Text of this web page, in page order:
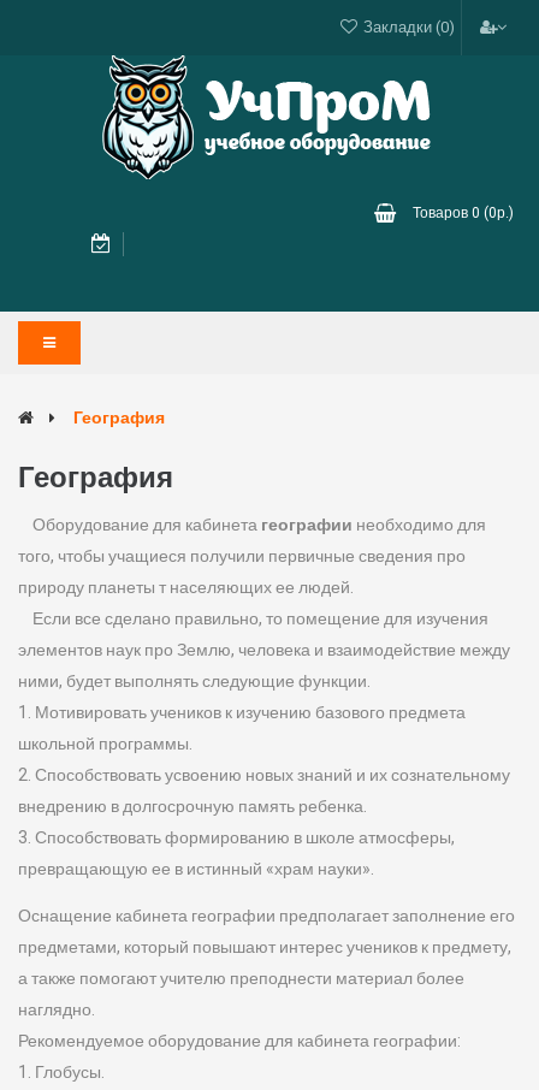
Закладки (0)
Товаров 0 (0р.)
География
География
Оборудование для кабинетагеографии необходимо для
того, чтобы учащиеся получили первичные сведения про
природу планеты т населяющих ее людей.
Если все сделано правильно, то помещение для изучения
элементов наук про Землю, человека и взаимодействие между
ними, будет выполнять следующие функции.
1. Мотивировать учеников к изучению базового предмета
школьной программы.
2. Способствовать усвоению новых знаний и их сознательному
внедрению в долгосрочную память ребенка.
3. Способствовать формированию в школе атмосферы,
превращающую ее в истинный «храм науки».
Оснащение кабинета географии предполагает заполнение его
предметами, который повышают интерес учеников к предмету,
а также помогают учителю преподнести материал более
наглядно.
Рекомендуемое оборудование для кабинета географии:
1. Глобусы.